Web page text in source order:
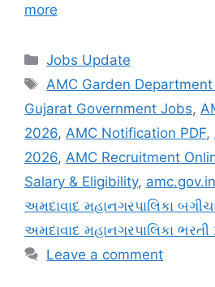
more
Categories
Jobs Update
Tags
AMC Garden
Gujarat Government Jobs,
2026, AMC Notification PDF,
2026, AMC Recruitment
Salary & Eligibility,
અમદાવાદ મહાનગરપાલિકા
અમદાવાદ મહાનગરપાલિકા ભરતી
Leave a comment